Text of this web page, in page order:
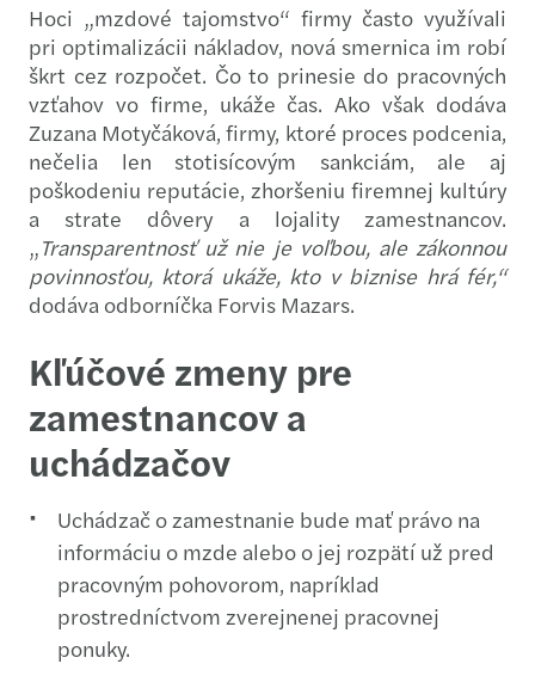
Hoci „mzdové tajomstvo“ firmy často využívali
pri optimalizácii nákladov, nová smernica im robí
škrt cez rozpočet. Čo to prinesie do pracovných
vzťahov vo firme, ukáže čas. Ako však dodáva
Zuzana Motyčáková, firmy, ktoré proces podcenia,
nečelia len stotisícovým sankciám, ale aj
poškodeniu reputácie, zhoršeniu firemnej kultúry
a strate dôvery a lojality zamestnancov.
„Transparentnosť už nie je voľbou, ale zákonnou
povinnosťou, ktorá ukáže, kto v biznise hrá fér,“
dodáva odborníčka Forvis Mazars.
Kľúčové zmeny pre
zamestnancov a
uchádzačov
Uchádzač o zamestnanie bude mať právo na
informáciu o mzde alebo o jej rozpätí už pred
pracovným pohovorom, napríklad
prostredníctvom zverejnenej pracovnej
ponuky.